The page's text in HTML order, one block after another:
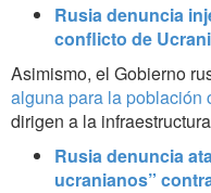
Rusia denuncia
conflicto de
Asimismo, el Gobierno
alguna para la población
dirigen a la
Rusia denuncia
ucranianos”